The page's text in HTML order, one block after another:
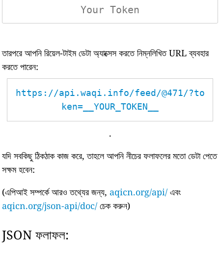
তারপরে আপনি রিয়েল-টাইম ডেটা অ্যাক্সেস করতে নিম্নলিখিত URL ব্যবহার
করতে পারেন:
https://api.waqi.info/feed/@471/?to
ken=__YOUR_TOKEN__
.
যদি সবকিছু ঠিকঠাক কাজ করে, তাহলে আপনি নীচের ফলাফলের মতো ডেটা পেতে
সক্ষম হবেন:
(এপিআই সম্পর্কে আরও তথ্যের জন্য, aqicn.org/api/ এবং
aqicn.org/json-api/doc/ চেক করুন)
JSON ফলাফল: